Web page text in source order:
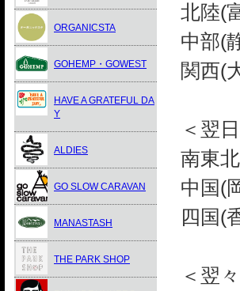
北陸(
中部(
関西(
＜翌
南東
中国(
四国(
＜翌
ORGANICSTA
GOHEMP・GOWEST
HAVE A GRATEFUL DA
Y
ALDIES
GO SLOW CARAVAN
MANASTASH
THE PARK SHOP